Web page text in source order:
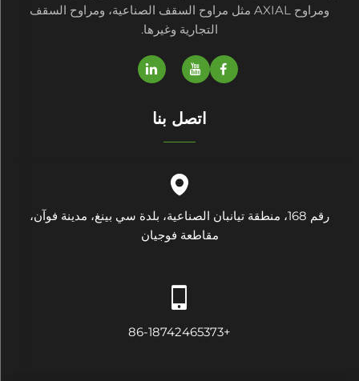
ومراوح AXIAL مثل مراوح السقف الصناعية، ومراوح السقف
التجارية وغيرها.
اتصل بنا
رقم 168، منطقة تيانبان الصناعية، بلدة سي بينغ، مدينة فوآن،
مقاطعة فوجيان
+86-18742465373